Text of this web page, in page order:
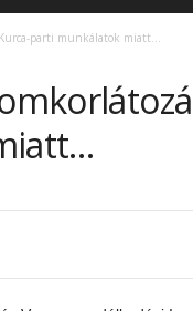
parti munkálatok miatt…